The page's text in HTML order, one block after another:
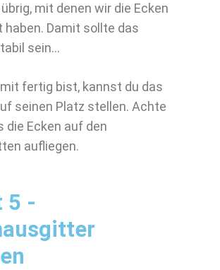
mit denen wir die Ecken
haben. Damit sollte das
sein…
fertig bist, kannst du das
seinen Platz stellen. Achte
die Ecken auf den
aufliegen.
5 -